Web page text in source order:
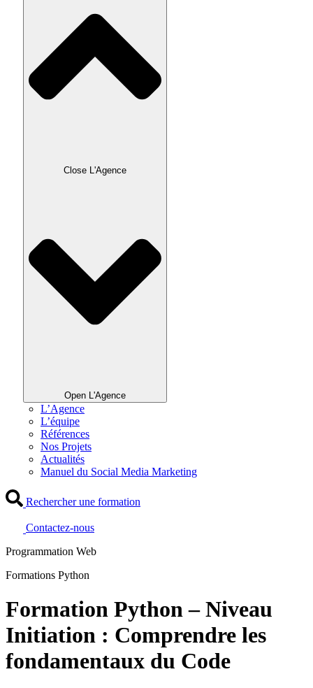
Close L'Agence
Open L'Agence
L’Agence
L’équipe
Références
Nos Projets
Actualités
Manuel du Social Media Marketing
Rechercher une formation
Contactez-nous
Programmation Web
Formations Python
Formation Python – Niveau
Initiation : Comprendre les
fondamentaux du Code